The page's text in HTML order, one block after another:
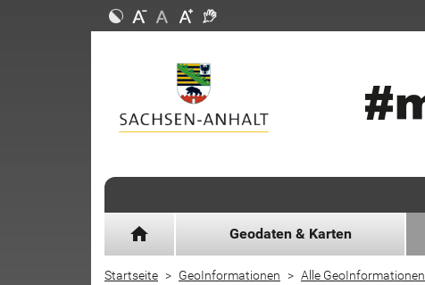
home Geodaten & Karten
Startseite GeoInformationen Alle GeoInformationen